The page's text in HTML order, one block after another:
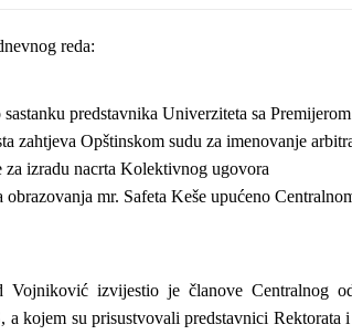
reda:
predstavnika Univerziteta sa
zahtjeva Opštinskom sudu za imenovanje
za izradu nacrta Kolektivnog ugovora
obrazovanja mr. Safeta Keše upućeno
izvijestio je članove Centralnog
a kojem su prisustvovali predstavnici